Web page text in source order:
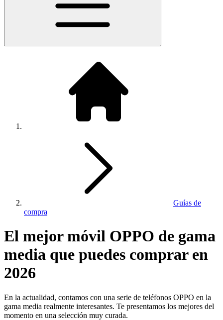
Guías de
compra
El mejor móvil OPPO de gama
media que puedes comprar en
2026
En la actualidad, contamos con una serie de teléfonos OPPO en la
gama media realmente interesantes. Te presentamos los mejores del
momento en una selección muy curada.